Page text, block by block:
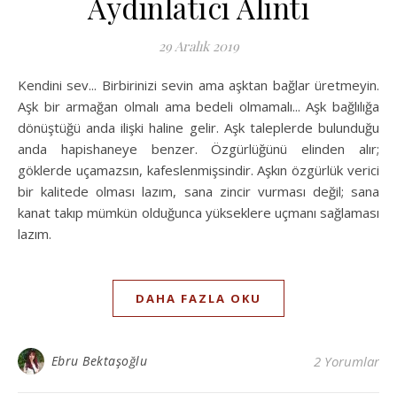
29 Aralık 2019
Kendini sev... Birbirinizi sevin ama aşktan bağlar üretmeyin.
Aşk bir armağan olmalı ama bedeli olmamalı... Aşk bağlılığa
dönüştüğü anda ilişki haline gelir. Aşk taleplerde bulunduğu
anda hapishaneye benzer. Özgürlüğünü elinden alır;
göklerde uçamazsın, kafeslenmişsindir. Aşkın özgürlük verici
bir kalitede olması lazım, sana zincir vurması değil; sana
kanat takıp mümkün olduğunca yükseklere uçmanı sağlaması
lazım.
DAHA FAZLA OKU
Ebru Bektaşoğlu 2 Yorumlar